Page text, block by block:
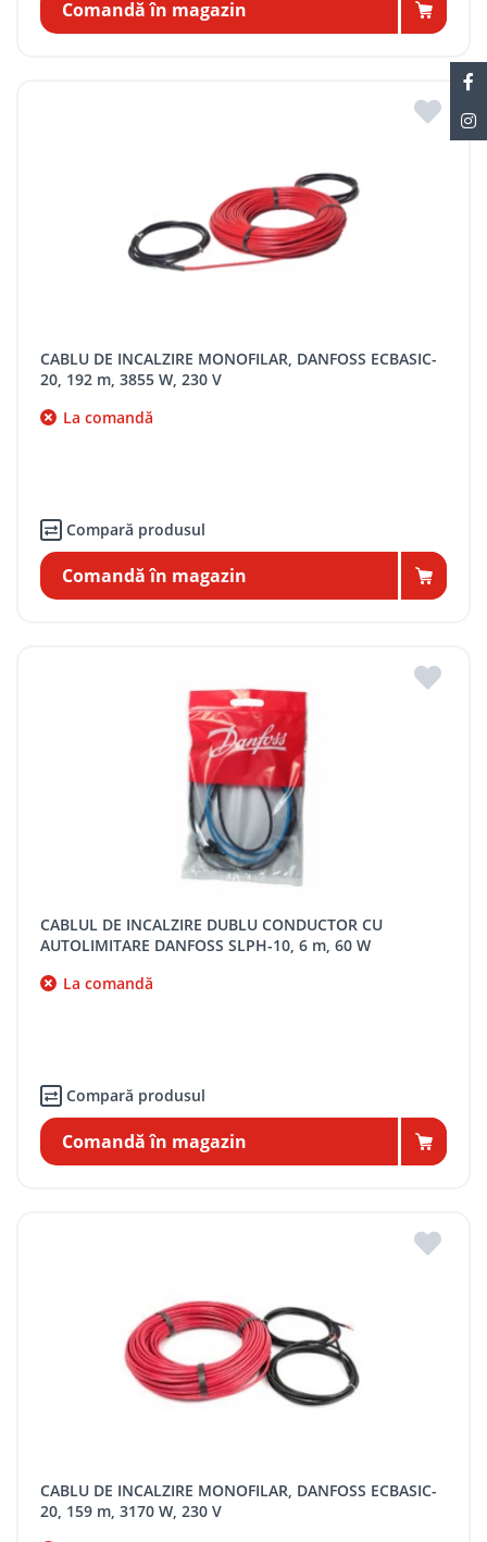
Comandă în magazin
CABLU DE INCALZIRE MONOFILAR, DANFOSS ECBASIC-
20, 192 m, 3855 W, 230 V
La comandă
Compară produsul
Comandă în magazin
CABLUL DE INCALZIRE DUBLU CONDUCTOR CU
AUTOLIMITARE DANFOSS SLPH-10, 6 m, 60 W
La comandă
Compară produsul
Comandă în magazin
CABLU DE INCALZIRE MONOFILAR, DANFOSS ECBASIC-
20, 159 m, 3170 W, 230 V